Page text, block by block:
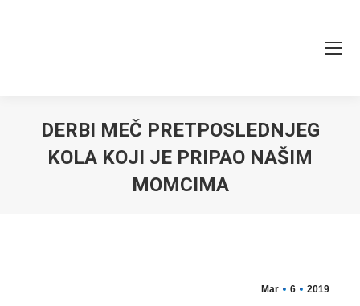
DERBI MEČ PRETPOSLEDNJEG
KOLA KOJI JE PRIPAO NAŠIM
MOMCIMA
Mar 6 2019